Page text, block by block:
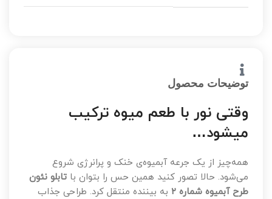
توضیحات محصول
وقتی نور با طعم میوه ترکیب
میشود…
همه‌چیز از یک جرعه آبمیوه‌ی خنک و پرانرژی شروع
می‌شود. حالا تصور کنید همین حس را بتوان با تابلو نئون
طرح آبمیوه شماره ۲
به بیننده منتقل کرد. طراحی جذاب